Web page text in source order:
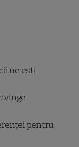
ne ești
pentru